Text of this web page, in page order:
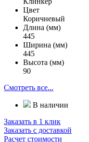
Цвет
Коричневый
Длина (мм)
445
Ширина (мм)
445
Высота (мм)
90
Смотреть все...
В наличии
Заказать в 1 клик
Заказать с доставкой
Расчет стоимости